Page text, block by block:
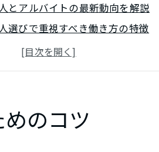
とアルバイトの最新動向を解説
選びで重視すべき働き方の特徴
気の保険 求人アルバイトの探し方
養内など条件別保険 求人の選び
最適な保険アルバイトを柏市で発
代向け保険 求人アルバイトの魅力
のコツ